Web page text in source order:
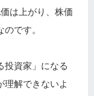
は上がり、株価
です。
投資家」になる
理解できないよ